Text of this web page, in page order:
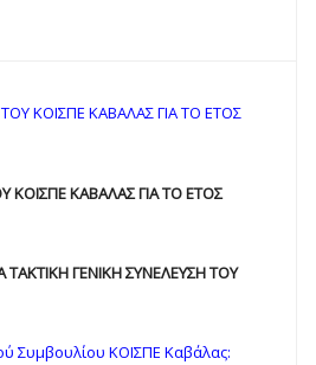
ΚΟΙΣΠΕ ΚΑΒΑΛΑΣ ΓΙΑ ΤΟ ΕΤΟΣ
ΓΕΝΙΚΗ ΣΥΝΕΛΕΥΣΗ ΤΟΥ